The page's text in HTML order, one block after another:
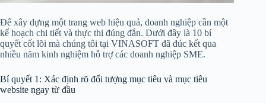
Để xây dựng một trang web hiệu quả, doanh nghiệp cần một
kế hoạch chi tiết và thực thi đúng đắn. Dưới đây là 10 bí
quyết cốt lõi mà chúng tôi tại VINASOFT đã đúc kết qua
nhiều năm kinh nghiệm hỗ trợ các doanh nghiệp SME.
Bí quyết 1: Xác định rõ đối tượng mục tiêu và mục tiêu
website ngay từ đầu